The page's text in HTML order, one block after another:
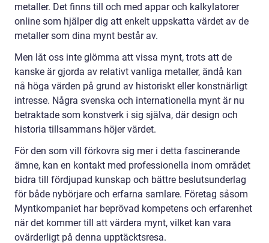
metaller. Det finns till och med appar och kalkylatorer
online som hjälper dig att enkelt uppskatta värdet av de
metaller som dina mynt består av.
Men låt oss inte glömma att vissa mynt, trots att de
kanske är gjorda av relativt vanliga metaller, ändå kan
nå höga värden på grund av historiskt eller konstnärligt
intresse. Några svenska och internationella mynt är nu
betraktade som konstverk i sig själva, där design och
historia tillsammans höjer värdet.
För den som vill förkovra sig mer i detta fascinerande
ämne, kan en kontakt med professionella inom området
bidra till fördjupad kunskap och bättre beslutsunderlag
för både nybörjare och erfarna samlare. Företag såsom
Myntkompaniet har beprövad kompetens och erfarenhet
när det kommer till att värdera mynt, vilket kan vara
ovärderligt på denna upptäcktsresa.